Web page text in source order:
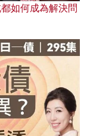
如何成為解決問